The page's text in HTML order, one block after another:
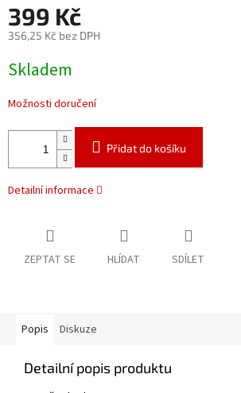
399 Kč
356,25 Kč bez DPH
cena:
Skladem
Možnosti doručení
Přidat do košíku
Detailní informace
ZEPTAT SE HLÍDAT SDÍLET
Popis Diskuze
Detailní popis produktu